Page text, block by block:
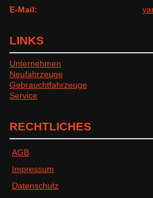
E-Mail:
LINKS
Unternehmen
Neufahrzeuge
Gebrauchtfahrzeuge
Service
RECHTLICHES
AGB
Impressum
Datenschutz